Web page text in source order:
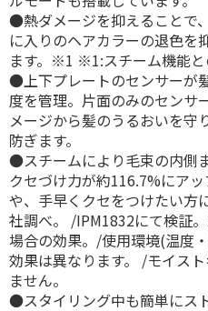
●熱ダメージを抑えることで
に入りのヘアカラーの退色を
ます。※1 ※1:スチーム機能と
●上下プレートのセンサーが
度を管理。片面のみのセンサ
メージから髪のうるおいを守
防ぎます。
●スチームにより毛束の内側
クセづけ力が約116.7%にア
や、手早くクセをつけたい方
社調べ。 /IPM1832にて検証
場合の効果。/使用環境(温度
効果は異なります。 /モイス
ません。
●スタイリング中も簡単にス